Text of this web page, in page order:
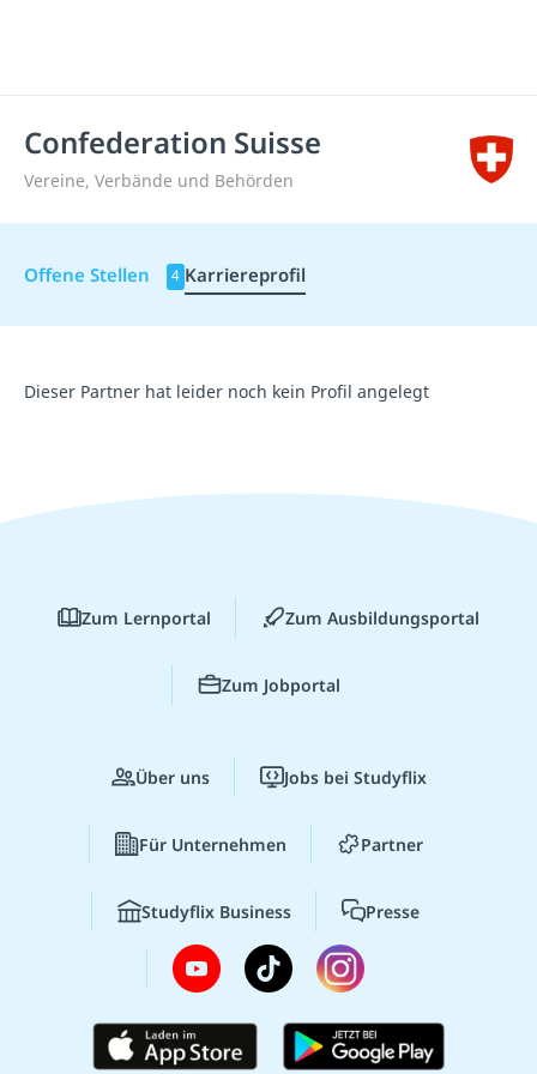
Confederation Suisse
Vereine, Verbände und Behörden
Offene Stellen 4 Karriereprofil
Dieser Partner hat leider noch kein Profil angelegt
Zum Lernportal Zum Ausbildungsportal
Zum Jobportal
Über uns Jobs bei Studyflix
Für Unternehmen Partner
Studyflix Business Presse